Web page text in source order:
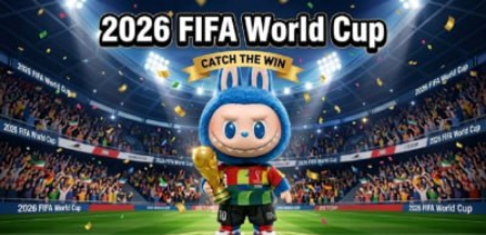
必发集团-
www.45457790.cnm|官方
网站
En